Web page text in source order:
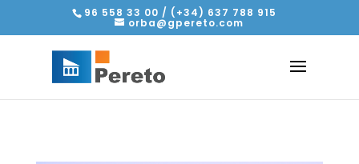
96 558 33 00 / (+34) 637 788 915
orba@gpereto.com